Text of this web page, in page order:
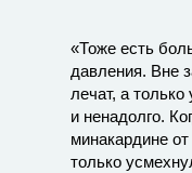
«Тоже есть
давления. Вне
лечат, а
и ненадолго.
минакардине
только